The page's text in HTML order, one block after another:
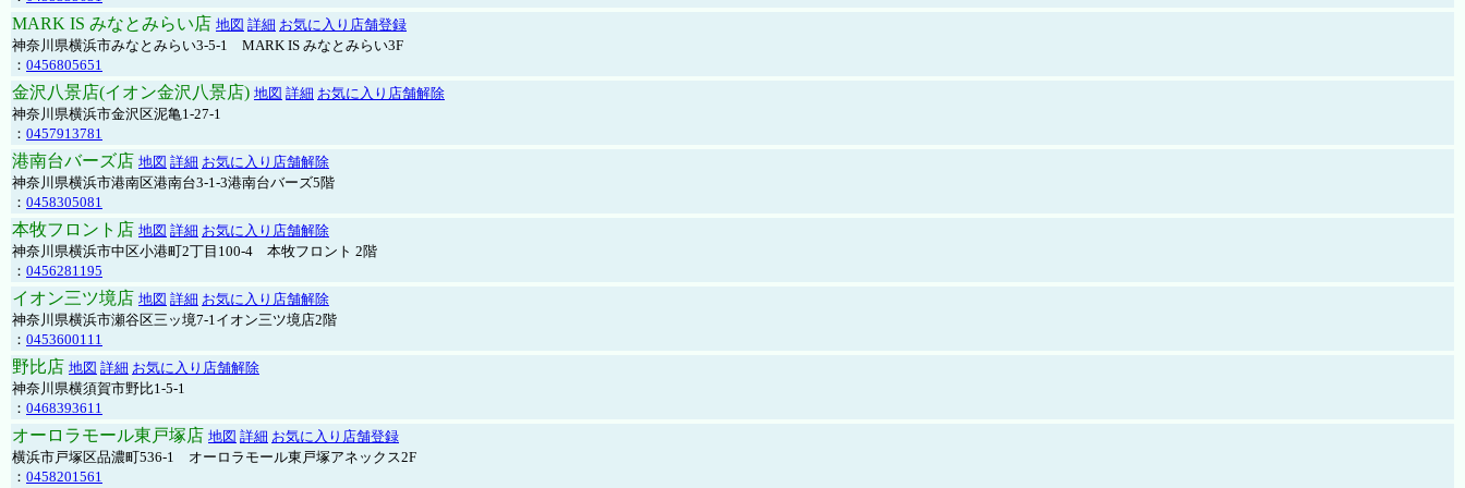
MARK IS みなとみらい店 地図 詳細 お気に入り店舗登録
神奈川県横浜市みなとみらい3-5-1 MARK IS みなとみらい3F
： 0456805651
金沢八景店(イオン金沢八景店) 地図 詳細 お気に入り店舗解除
神奈川県横浜市金沢区泥亀1-27-1
： 0457913781
港南台バーズ店 地図 詳細 お気に入り店舗解除
神奈川県横浜市港南区港南台3-1-3港南台バーズ5階
： 0458305081
本牧フロント店 地図 詳細 お気に入り店舗解除
神奈川県横浜市中区小港町2丁目100-4 本牧フロント 2階
： 0456281195
イオン三ツ境店 地図 詳細 お気に入り店舗解除
神奈川県横浜市瀬谷区三ッ境7-1イオン三ツ境店2階
： 0453600111
野比店 地図 詳細 お気に入り店舗解除
神奈川県横須賀市野比1-5-1
： 0468393611
オーロラモール東戸塚店 地図 詳細 お気に入り店舗登録
横浜市戸塚区品濃町536-1 オーロラモール東戸塚アネックス2F
： 0458201561